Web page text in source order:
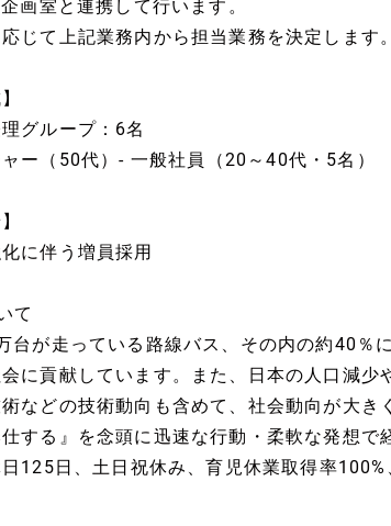
画室と連携して行います。
じて上記業務内から担当業務を決定します。
グループ：6名
ー（50代）- 一般社員（20～40代・5名）
に伴う増員採用
て
台が走っている路線バス、その内の約40％
に貢献しています。また、日本の人口減
などの技術動向も含めて、社会動向が大き
する』を念頭に迅速な行動・柔軟な発想で
125日、土日祝休み、育児休業取得率